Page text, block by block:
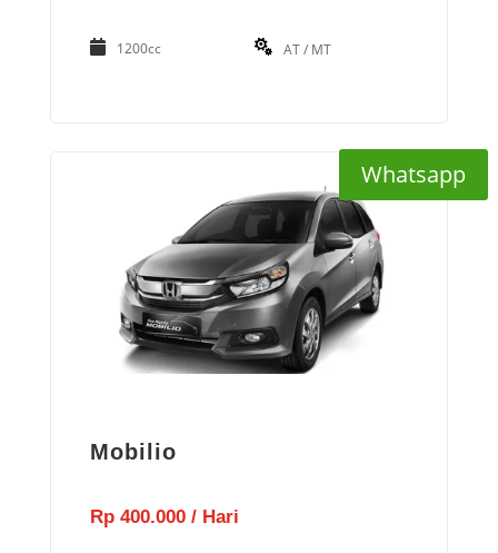
1200cc AT / MT
Mobilio
Rp 400.000 / Hari
Whatsapp